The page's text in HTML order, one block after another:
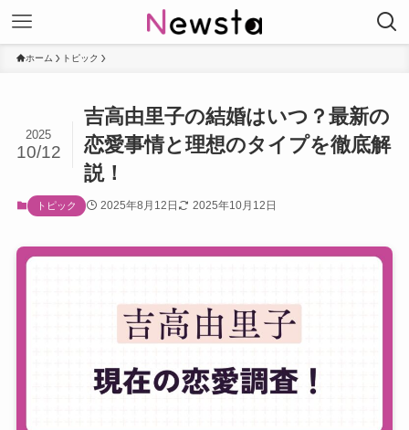
ホーム トピック
吉高由里子の結婚はいつ？最新の
恋愛事情と理想のタイプを徹底解
説！
2025
10/12
トピック 2025年8月12日 2025年10月12日